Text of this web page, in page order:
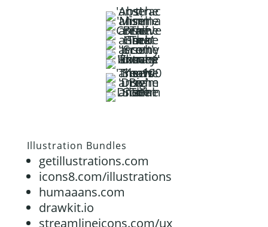
Illustration Bundles
getillustrations.com
icons8.com/illustrations
humaaans.com
drawkit.io
streamlineicons.com/ux